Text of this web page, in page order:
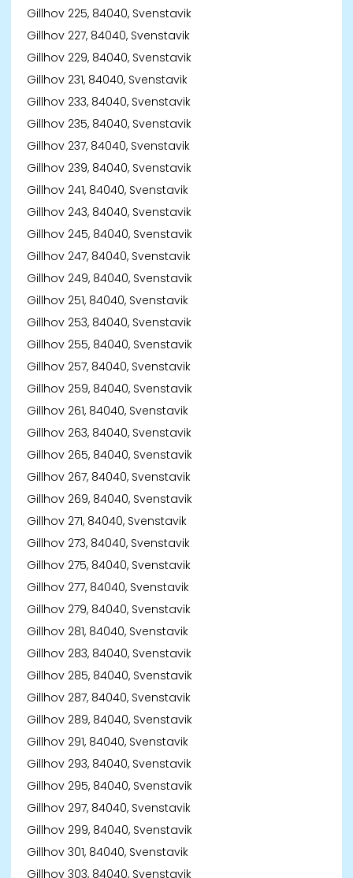
Gillhov 225, 84040, Svenstavik
Gillhov 227, 84040, Svenstavik
Gillhov 229, 84040, Svenstavik
Gillhov 231, 84040, Svenstavik
Gillhov 233, 84040, Svenstavik
Gillhov 235, 84040, Svenstavik
Gillhov 237, 84040, Svenstavik
Gillhov 239, 84040, Svenstavik
Gillhov 241, 84040, Svenstavik
Gillhov 243, 84040, Svenstavik
Gillhov 245, 84040, Svenstavik
Gillhov 247, 84040, Svenstavik
Gillhov 249, 84040, Svenstavik
Gillhov 251, 84040, Svenstavik
Gillhov 253, 84040, Svenstavik
Gillhov 255, 84040, Svenstavik
Gillhov 257, 84040, Svenstavik
Gillhov 259, 84040, Svenstavik
Gillhov 261, 84040, Svenstavik
Gillhov 263, 84040, Svenstavik
Gillhov 265, 84040, Svenstavik
Gillhov 267, 84040, Svenstavik
Gillhov 269, 84040, Svenstavik
Gillhov 271, 84040, Svenstavik
Gillhov 273, 84040, Svenstavik
Gillhov 275, 84040, Svenstavik
Gillhov 277, 84040, Svenstavik
Gillhov 279, 84040, Svenstavik
Gillhov 281, 84040, Svenstavik
Gillhov 283, 84040, Svenstavik
Gillhov 285, 84040, Svenstavik
Gillhov 287, 84040, Svenstavik
Gillhov 289, 84040, Svenstavik
Gillhov 291, 84040, Svenstavik
Gillhov 293, 84040, Svenstavik
Gillhov 295, 84040, Svenstavik
Gillhov 297, 84040, Svenstavik
Gillhov 299, 84040, Svenstavik
Gillhov 301, 84040, Svenstavik
Gillhov 303, 84040, Svenstavik